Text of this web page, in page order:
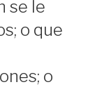
se le
o que
o